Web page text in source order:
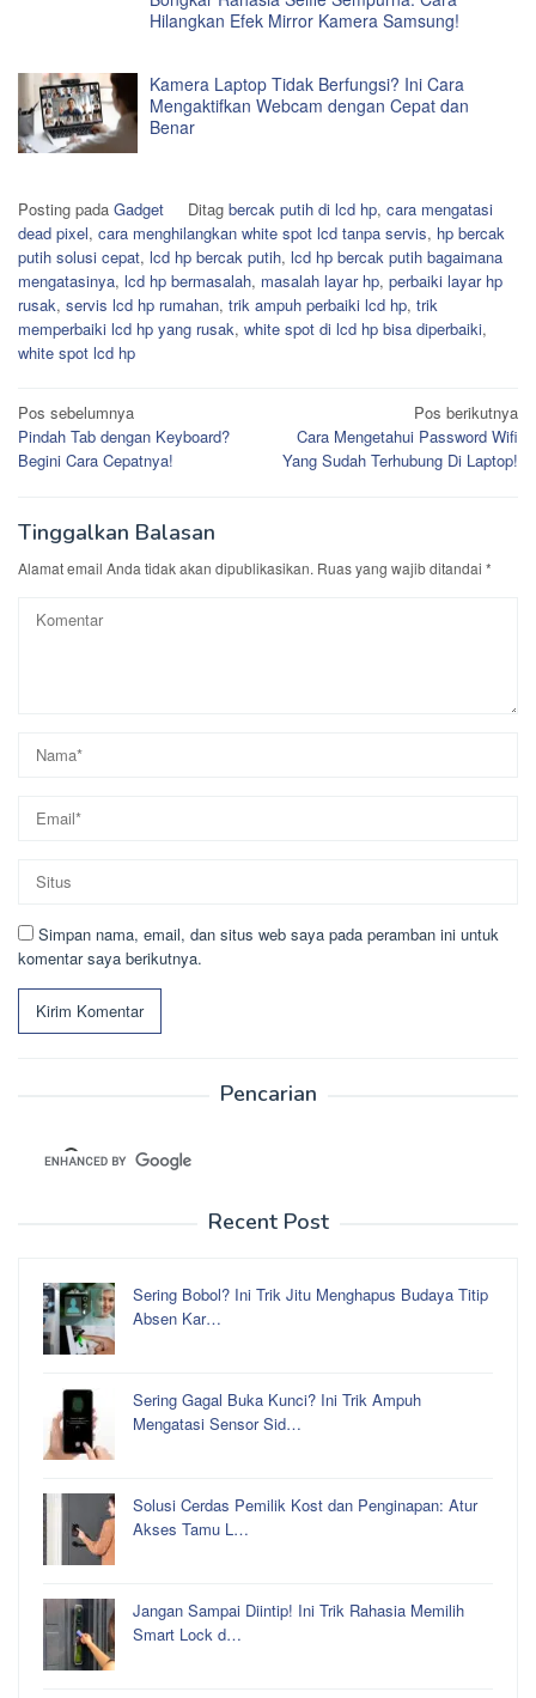
Hilangkan Efek Mirror Kamera Samsung!
Kamera Laptop Tidak Berfungsi? Ini Cara
Mengaktifkan Webcam dengan Cepat dan
Benar
Posting pada Gadget Ditag bercak putih di lcd hp, cara mengatasi
dead pixel, cara menghilangkan white spot lcd tanpa servis, hp bercak
putih solusi cepat, lcd hp bercak putih, lcd hp bercak putih bagaimana
mengatasinya, lcd hp bermasalah, masalah layar hp, perbaiki layar hp
rusak, servis lcd hp rumahan, trik ampuh perbaiki lcd hp, trik
memperbaiki lcd hp yang rusak, white spot di lcd hp bisa diperbaiki,
white spot lcd hp
Navigasi
pos
Pos sebelumnya
Pindah Tab dengan Keyboard?
Begini Cara Cepatnya!
Pos berikutnya
Cara Mengetahui Password Wifi
Yang Sudah Terhubung Di Laptop!
Tinggalkan Balasan
Alamat email Anda tidak akan dipublikasikan. Ruas yang wajib ditandai *
Simpan nama, email, dan situs web saya pada peramban ini untuk
komentar saya berikutnya.
Pencarian
Recent Post
Sering Bobol? Ini Trik Jitu Menghapus Budaya Titip
Absen Kar…
Sering Gagal Buka Kunci? Ini Trik Ampuh
Mengatasi Sensor Sid…
Solusi Cerdas Pemilik Kost dan Penginapan: Atur
Akses Tamu L…
Jangan Sampai Diintip! Ini Trik Rahasia Memilih
Smart Lock d…